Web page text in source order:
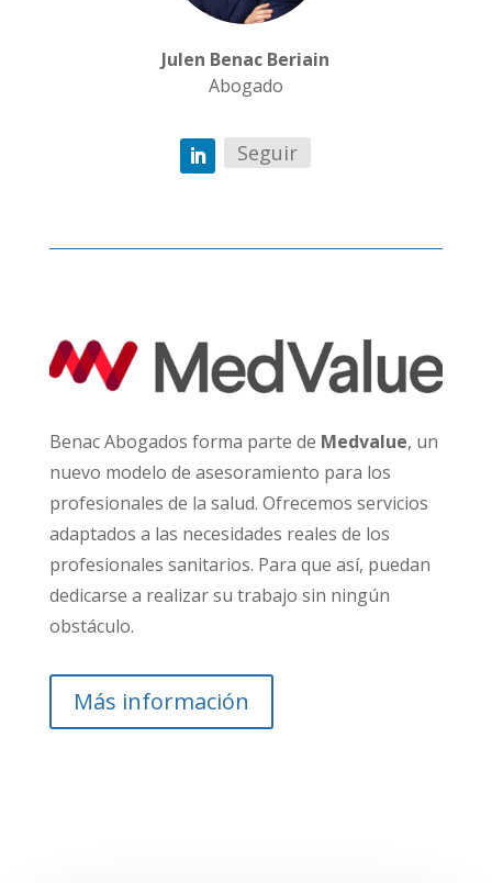
Julen Benac Beriain
Abogado
Seguir
Benac Abogados forma parte de Medvalue, un
nuevo modelo de asesoramiento para los
profesionales de la salud. Ofrecemos servicios
adaptados a las necesidades reales de los
profesionales sanitarios. Para que así, puedan
dedicarse a realizar su trabajo sin ningún
obstáculo.
Más información